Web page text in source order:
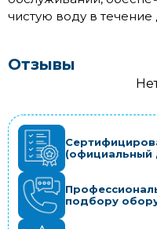
чистую воду в
Отзывы
(официальный
подбору